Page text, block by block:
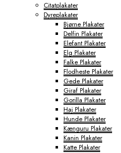
Citatplakater
Dyreplakater
Bjørne Plakater
Delfin Plakater
Elefant Plakater
Elg Plakater
Falke Plakater
Flodheste Plakater
Gede Plakater
Giraf Plakater
Gorilla Plakater
Haj Plakater
Hunde Plakater
Kænguru Plakater
Kanin Plakater
Katte Plakater